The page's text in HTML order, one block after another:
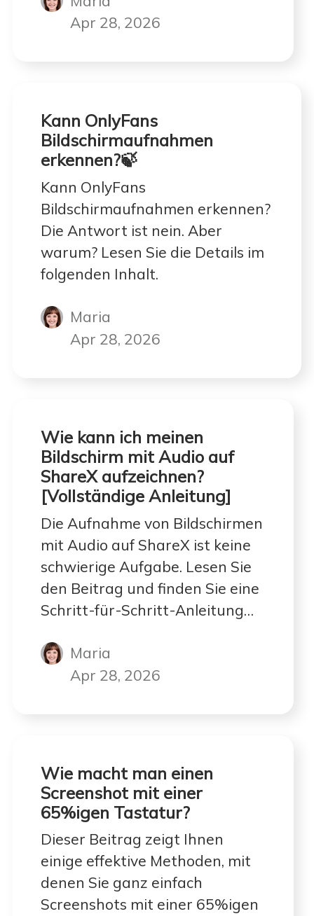
kennenlernen.
Apr 28, 2026
Kann OnlyFans
Bildschirmaufnahmen
erkennen?🍃
Kann OnlyFans
Bildschirmaufnahmen erkennen?
Die Antwort ist nein. Aber
warum? Lesen Sie die Details im
folgenden Inhalt.
Maria
Apr 28, 2026
Wie kann ich meinen
Bildschirm mit Audio auf
ShareX aufzeichnen?
[Vollständige Anleitung]
Die Aufnahme von Bildschirmen
mit Audio auf ShareX ist keine
schwierige Aufgabe. Lesen Sie
den Beitrag und finden Sie eine
Schritt-für-Schritt-Anleitung
Maria
Apr 28, 2026
Wie macht man einen
Screenshot mit einer
65%igen Tastatur?
Dieser Beitrag zeigt Ihnen
einige effektive Methoden, mit
denen Sie ganz einfach
Screenshots mit einer 65%igen